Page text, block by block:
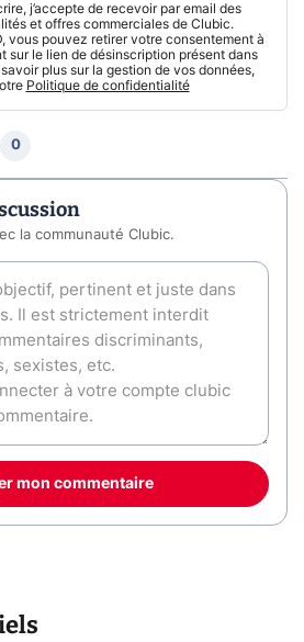
j’accepte de recevoir par email des
et offres commerciales de Clubic.
vous pouvez retirer votre consentement à
sur le lien de désinscription présent dans
plus sur la gestion de vos données,
Politique de confidentialité
0
la communauté Clubic.
mon commentaire